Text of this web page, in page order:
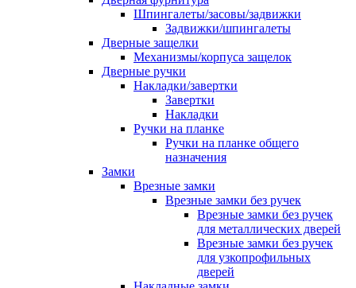
Шпингалеты/засовы/задвижки
Задвижки/шпингалеты
Дверные защелки
Механизмы/корпуса защелок
Дверные ручки
Накладки/завертки
Завертки
Накладки
Ручки на планке
Ручки на планке общего
назначения
Замки
Врезные замки
Врезные замки без ручек
Врезные замки без ручек
для металлических дверей
Врезные замки без ручек
для узкопрофильных
дверей